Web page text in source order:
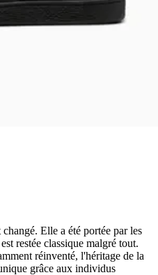
Elle a été portée par les
restée classique malgré tout.
réinventé, l'héritage de la
grâce aux individus